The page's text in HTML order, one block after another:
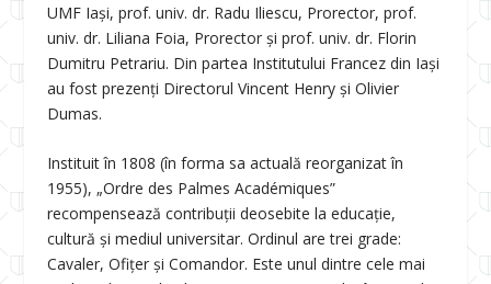
UMF Iași, prof. univ. dr. Radu Iliescu, Prorector, prof.
univ. dr. Liliana Foia, Prorector și prof. univ. dr. Florin
Dumitru Petrariu. Din partea Institutului Francez din Iași
au fost prezenți Directorul Vincent Henry și Olivier
Dumas.
Instituit în 1808 (în forma sa actuală reorganizat în
1955), „Ordre des Palmes Académiques”
recompensează contribuții deosebite la educație,
cultură și mediul universitar. Ordinul are trei grade:
Cavaler, Ofițer și Comandor. Este unul dintre cele mai